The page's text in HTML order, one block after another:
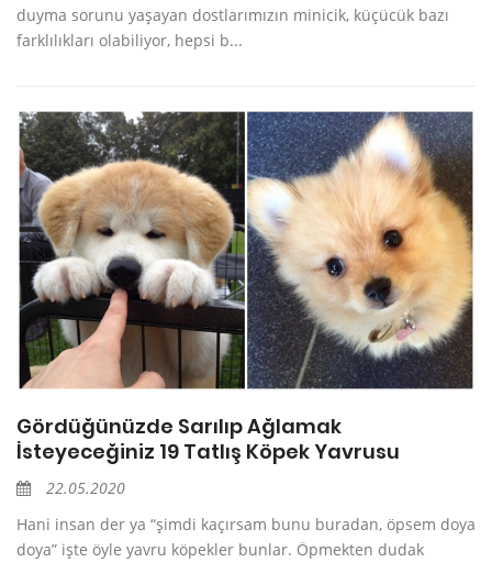
duyma sorunu yaşayan dostlarımızın minicik, küçücük bazı
farklılıkları olabiliyor, hepsi b...
Gördüğünüzde Sarılıp Ağlamak
İsteyeceğiniz 19 Tatlış Köpek Yavrusu
22.05.2020
Hani insan der ya “şimdi kaçırsam bunu buradan, öpsem doya
doya” işte öyle yavru köpekler bunlar. Öpmekten dudak